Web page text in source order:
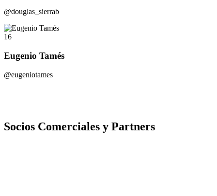
@douglas_sierrab
16
Eugenio Tamés
@eugeniotames
Socios Comerciales y Partners